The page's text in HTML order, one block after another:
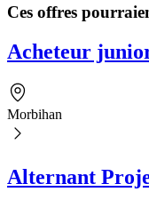
Ces offres
Acheteur
Morbihan
Alternant